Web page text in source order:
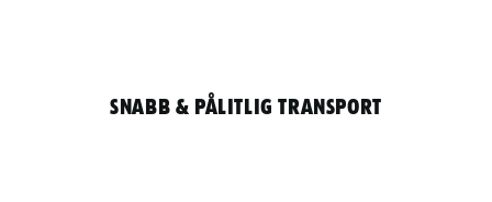
Snabb & pålitlig transport